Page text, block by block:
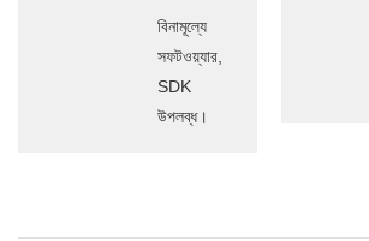
বিনামূল্যে
সফটওয়্যার,
SDK
উপলব্ধ।